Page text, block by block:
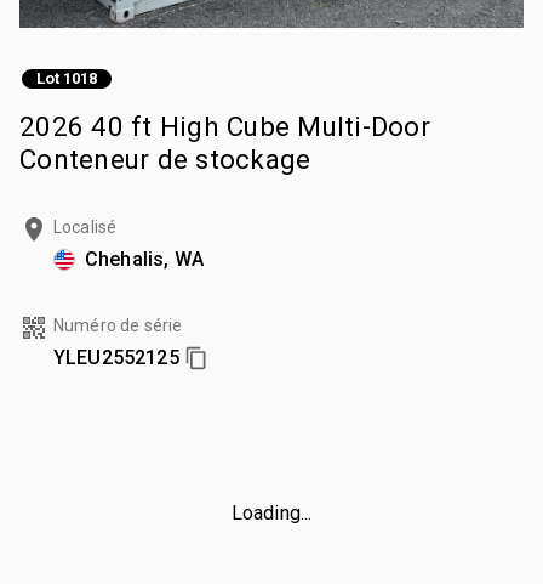
Lot 1018
2026 40 ft High Cube Multi-Door
Conteneur de stockage
Localisé
Chehalis, WA
Numéro de série
YLEU2552125
Loading...